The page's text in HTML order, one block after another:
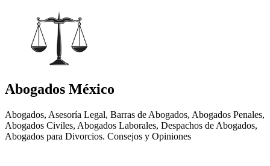
Abogados México
Abogados, Asesoría Legal, Barras de Abogados, Abogados Penales,
Abogados Civiles, Abogados Laborales, Despachos de Abogados,
Abogados para Divorcios. Consejos y Opiniones